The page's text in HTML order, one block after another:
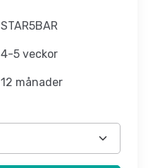
STAR5BAR
4-5 veckor
12 månader